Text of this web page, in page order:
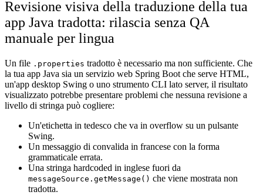
Revisione visiva della traduzione della tua
app Java tradotta: rilascia senza QA
manuale per lingua
Un file .properties tradotto è necessario ma non sufficiente. Che
la tua app Java sia un servizio web Spring Boot che serve HTML,
un'app desktop Swing o uno strumento CLI lato server, il risultato
visualizzato potrebbe presentare problemi che nessuna revisione a
livello di stringa può cogliere:
Un'etichetta in tedesco che va in overflow su un pulsante
Swing.
Un messaggio di convalida in francese con la forma
grammaticale errata.
Una stringa hardcoded in inglese fuori da
messageSource.getMessage() che viene mostrata non
tradotta.